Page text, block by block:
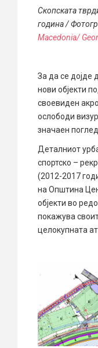
Скопската
година /
Macedonia/
За да се дојде
нови објекти
своевиден
ослободи
значаен поглед.
Деталниот
спортско –
(2012-2017
на Општина
објекти во
покажува
целокупната